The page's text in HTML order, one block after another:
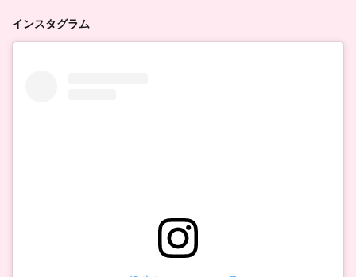
インスタグラム